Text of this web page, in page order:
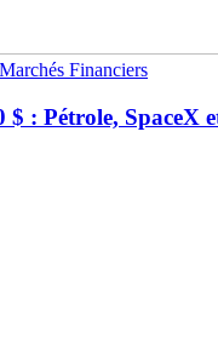
Marchés Financiers
: Pétrole, SpaceX